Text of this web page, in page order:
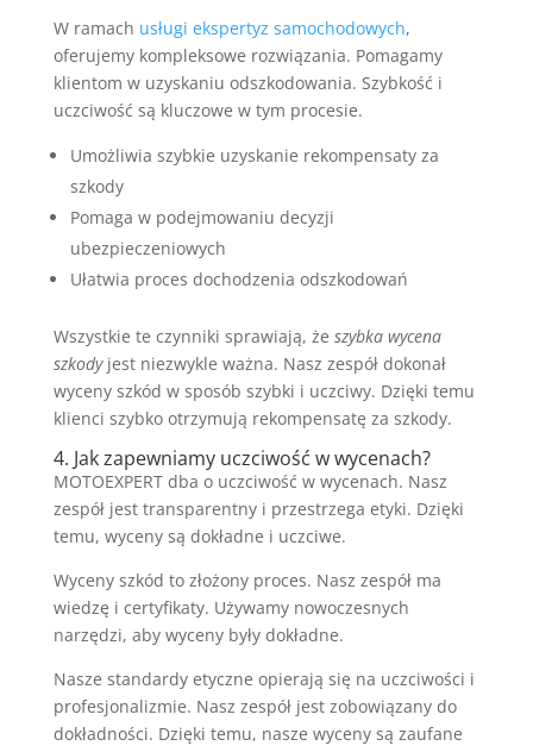
W ramach usługi ekspertyz samochodowych,
oferujemy kompleksowe rozwiązania. Pomagamy
klientom w uzyskaniu odszkodowania. Szybkość i
uczciwość są kluczowe w tym procesie.
Umożliwia szybkie uzyskanie rekompensaty za
szkody
Pomaga w podejmowaniu decyzji
ubezpieczeniowych
Ułatwia proces dochodzenia odszkodowań
Wszystkie te czynniki sprawiają, że szybka wycena
szkodyjest niezwykle ważna. Nasz zespół dokonał
wyceny szkód w sposób szybki i uczciwy. Dzięki temu
klienci szybko otrzymują rekompensatę za szkody.
4. Jak zapewniamy uczciwość w wycenach?
MOTOEXPERT dba o uczciwość w wycenach. Nasz
zespół jest transparentny i przestrzega etyki. Dzięki
temu, wyceny są dokładne i uczciwe.
Wyceny szkód to złożony proces. Nasz zespół ma
wiedzę i certyfikaty. Używamy nowoczesnych
narzędzi, aby wyceny były dokładne.
Nasze standardy etyczne opierają się na uczciwości i
profesjonalizmie. Nasz zespół jest zobowiązany do
dokładności. Dzięki temu, nasze wyceny są zaufane